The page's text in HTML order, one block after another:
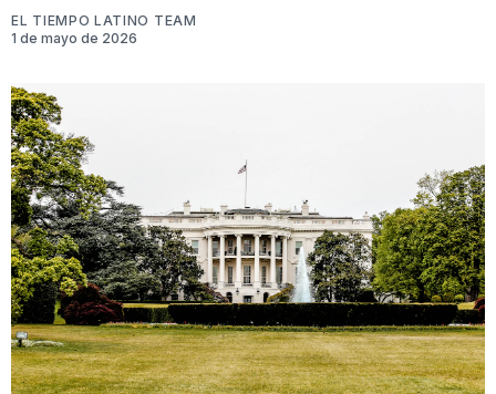
EL TIEMPO LATINO TEAM
1 de mayo de 2026